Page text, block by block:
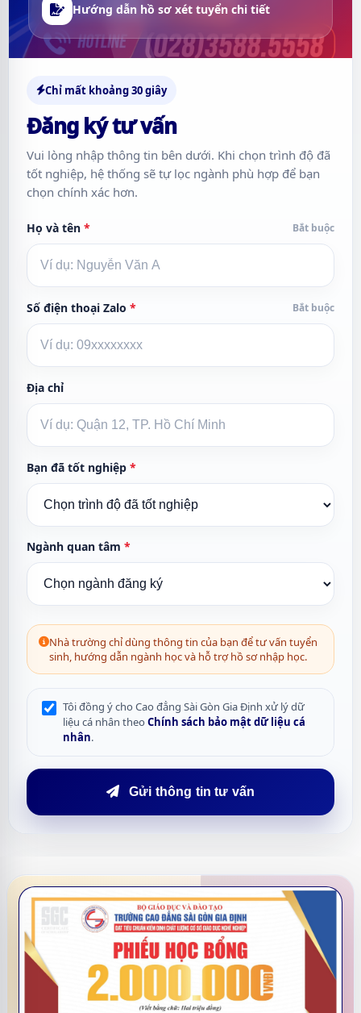
Hướng dẫn hồ sơ xét tuyển chi tiết
Chỉ mất khoảng 30 giây
Đăng ký tư vấn
Vui lòng nhập thông tin bên dưới. Khi chọn trình độ đã
tốt nghiệp, hệ thống sẽ tự lọc ngành phù hợp để bạn
chọn chính xác hơn.
Họ và tên * Bắt buộc
Số điện thoại Zalo * Bắt buộc
Địa chỉ
Bạn đã tốt nghiệp *
Ngành quan tâm *
Nhà trường chỉ dùng thông tin của bạn để tư vấn tuyển
sinh, hướng dẫn ngành học và hỗ trợ hồ sơ nhập học.
Tôi đồng ý cho Cao đẳng Sài Gòn Gia Định xử lý dữ
liệu cá nhân theo Chính sách bảo mật dữ liệu cá
nhân.
Gửi thông tin tư vấn